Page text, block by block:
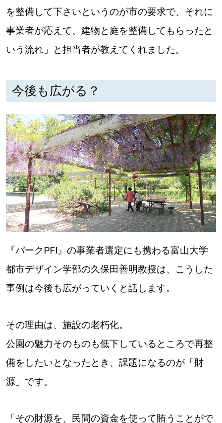
明日への”きっかけ”WEBマガジン
パートナーメディア Sitakkeパートナー
情報提供・お問い合わせ 利用規約
プライバシーポリシー
【道北のお気に入りを見つけたい】
【道東のお気に入りを見つけたい】
を整備して下さいというのが市の要求で、それに
事業者が応えて、建物と庭を整備してもらったと
いう流れ」と担当者が教えてくれました。
今後も広がる？
『パークPFI』の事業者選定にも携わる富山大学
都市デザイン学部の久保田善明教授は、こうした
事例は今後も広がっていくと話します。
その理由は、施設の老朽化。
公園の魅力そのものも低下しているところで再整
備をしたいとなったとき、課題になるのが「財
源」です。
「その財源を、民間の資金を使って賄うことがで